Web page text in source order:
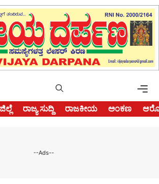
ಜಿಲ್ಲೆ ರಾಜ್ಯ ಸುದ್ದಿ ರಾಜಕೀಯ ಅಂಕಣ
--Ads--